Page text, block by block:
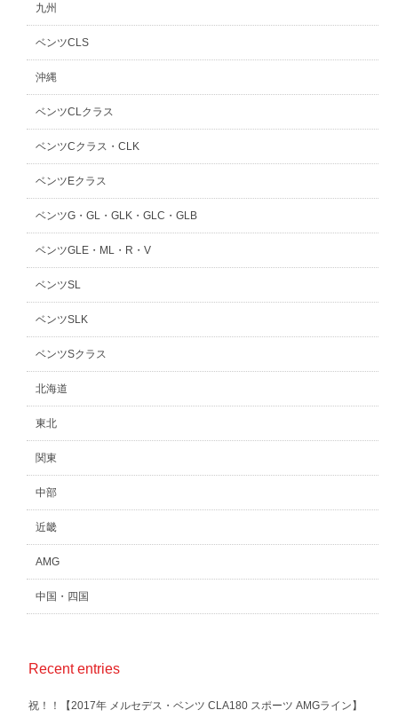
九州
ベンツCLS
沖縄
ベンツCLクラス
ベンツCクラス・CLK
ベンツEクラス
ベンツG・GL・GLK・GLC・GLB
ベンツGLE・ML・R・V
ベンツSL
ベンツSLK
ベンツSクラス
北海道
東北
関東
中部
近畿
AMG
中国・四国
Recent entries
祝！！【2017年 メルセデス・ベンツ CLA180 スポーツ AMGライン】